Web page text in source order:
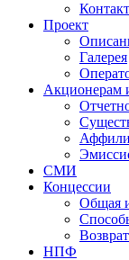
Проект
Галерея
Акционерам
СМИ
Концессии
Общая
НПФ